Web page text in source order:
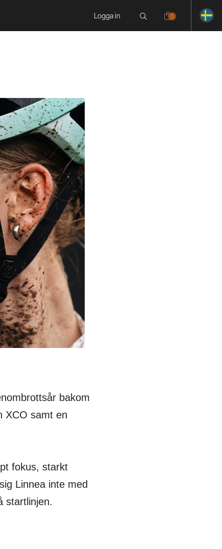
Logga in 0
bakom
XCO samt en
fokus, starkt
Linnea inte med
startlinjen.